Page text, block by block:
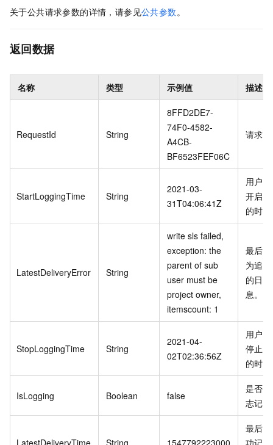
关于公共请求参数的详情，请参见公共参数。
返回数据
名称 类型 示例值 描述
RequestId String
8FFD2DE7-
74F0-4582-
A4CB-
BF6523FEF06C
请求
StartLoggingTime String
2021-03-
31T04:06:41Z
用户
开启
的时
LatestDeliveryError String
write sls failed,
exception: the
parent of sub
user must be
project owner,
itemscount: 1
最后
为追
的日
息。
StopLoggingTime String
2021-04-
02T02:36:56Z
用户
停止
的时
IsLogging Boolean false
是否
志记
最后